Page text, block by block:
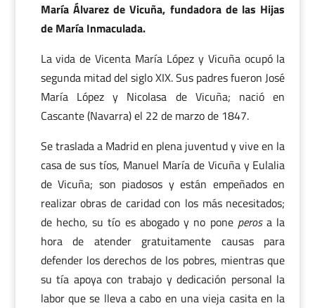
María Álvarez de Vicuña, fundadora de las Hijas
de María Inmaculada.
La vida de Vicenta María López y Vicuña ocupó la
segunda mitad del siglo XIX. Sus padres fueron José
María López y Nicolasa de Vicuña; nació en
Cascante (Navarra) el 22 de marzo de 1847.
Se traslada a Madrid en plena juventud y vive en la
casa de sus tíos, Manuel María de Vicuña y Eulalia
de Vicuña; son piadosos y están empeñados en
realizar obras de caridad con los más necesitados;
de hecho, su tío es abogado y no pone perosa la
hora de atender gratuitamente causas para
defender los derechos de los pobres, mientras que
su tía apoya con trabajo y dedicación personal la
labor que se lleva a cabo en una vieja casita en la